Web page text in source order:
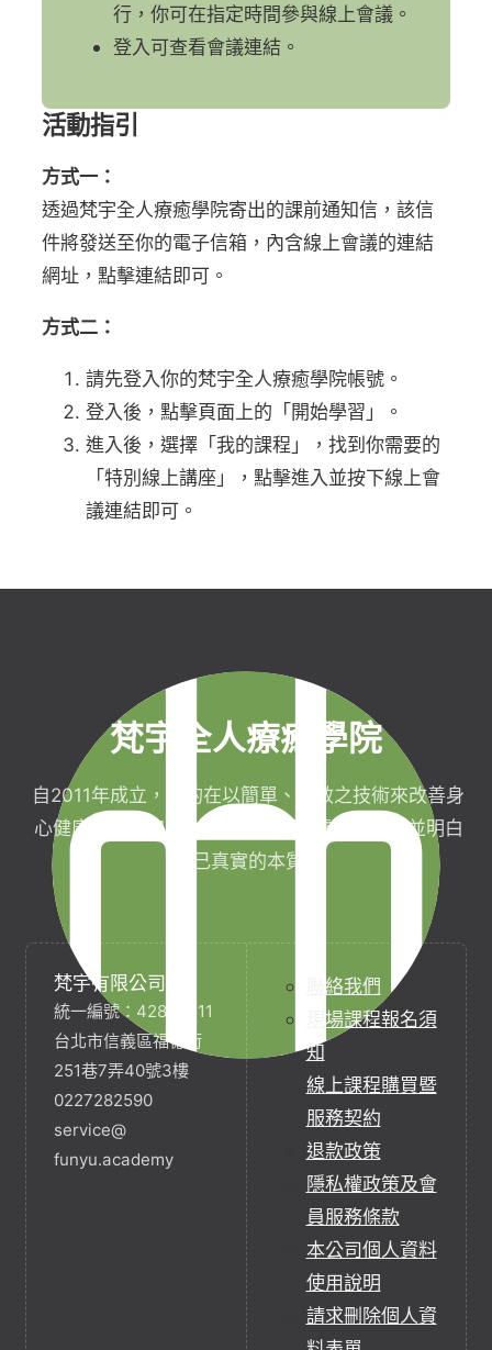
行，你可在指定時間參與線上會議。
登入可查看會議連結。
活動指引
方式一：
透過梵宇全人療癒學院寄出的課前通知信，該信
件將發送至你的電子信箱，內含線上會議的連結
網址，點擊連結即可。
方式二：
請先登入你的梵宇全人療癒學院帳號。
登入後，點擊頁面上的「開始學習」。
進入後，選擇「我的課程」，找到你需要的
「特別線上講座」，點擊進入並按下線上會
議連結即可。
梵宇全人療癒學院
自2011年成立，目的在以簡單、有效之技術來改善身
心健康，協助完成生命目標與實現靈性生活，並明白
自己真實的本質。
梵宇有限公司
統一編號：42854211
台北市信義區福德街
251巷7弄40號3樓
0227282590
service@
funyu.academy
聯絡我們
現場課程報名須
知
線上課程購買暨
服務契約
退款政策
隱私權政策及會
員服務條款
本公司個人資料
使用說明
請求刪除個人資